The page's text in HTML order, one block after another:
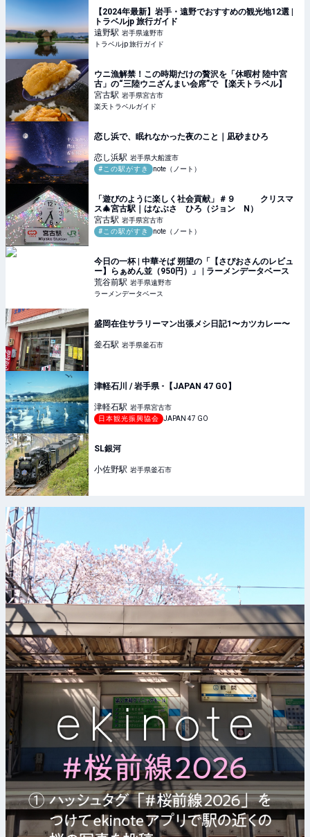
【2024年最新】岩手・遠野でおすすめの観光地12選 |
トラベルjp 旅行ガイド
遠野駅 岩手県遠野市
トラベルjp 旅行ガイド
ウニ漁解禁！この時期だけの贅沢を「休暇村 陸中宮
古」の“三陸ウニざんまい会席”で 【楽天トラベル】
宮古駅 岩手県宮古市
楽天トラベルガイド
恋し浜で、眠れなかった夜のこと｜凪砂まひろ
恋し浜駅 岩手県大船渡市
#この駅がすき
note（ノート）
「遊びのように楽しく社会貢献」＃９ クリスマ
ス🎄宮古駅｜はなぶさ ひろ（ジョン N）
宮古駅 岩手県宮古市
#この駅がすき
note（ノート）
今日の一杯 | 中華そば 朔望の「【さぴおさんのレビュ
ー】らぁめん並（950円）」 | ラーメンデータベース
荒谷前駅 岩手県遠野市
ラーメンデータベース
盛岡在住サラリーマン出張メシ日記1〜カツカレー〜
釜石駅 岩手県釜石市
津軽石川 / 岩手県 -【JAPAN 47 GO】
津軽石駅 岩手県宮古市
日本観光振興協会
JAPAN 47 GO
SL銀河
小佐野駅 岩手県釜石市